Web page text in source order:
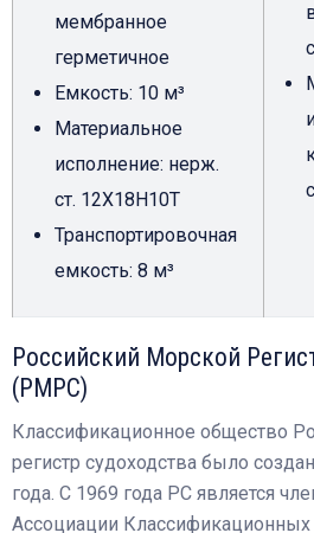
мембранное
герметичное
Емкость: 10 м³
Материальное
исполнение: нерж.
ст. 12Х18Н10Т
Транспортировочная
емкость: 8 м³
Российский Морской
(РМРС)
Классификационное общество
регистр судоходства было
года. С 1969 года РС является
Ассоциации